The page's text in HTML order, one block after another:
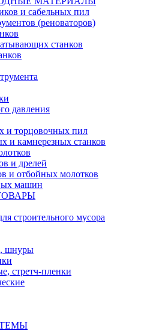
и сабельных пил
(реноваторов)
станков
давления
и торцовочных пил
и камнерезных станков
и дрелей
и отбойных молотков
машин
строительного мусора
шнуры
стретч-пленки